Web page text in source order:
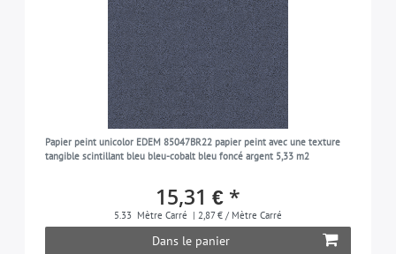
Papier peint unicolor EDEM 85047BR22 papier peint avec une texture
tangible scintillant bleu bleu-cobalt bleu foncé argent 5,33 m2
15,31 € *
5.33 Mètre Carré | 2,87 € / Mètre Carré
Dans le panier